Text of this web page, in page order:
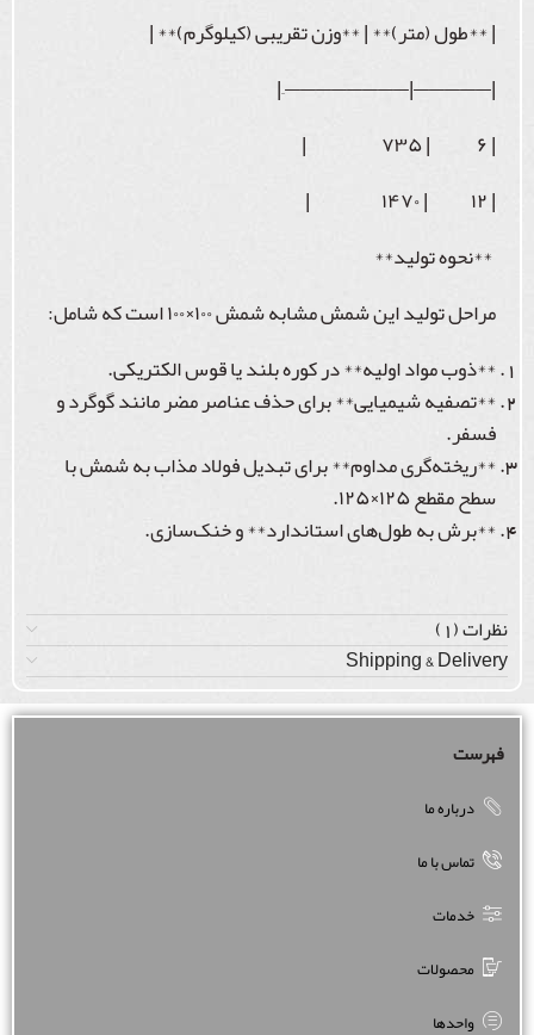
| **طول (متر)** | **وزن تقریبی (کیلوگرم)** |
|—————|————————–|
| ۶ | ۷۳۵ |
| ۱۲ | ۱۴۷۰ |
**نحوه تولید**
مراحل تولید این شمش مشابه شمش ۱۰۰×۱۰۰ است که شامل:
**ذوب مواد اولیه** در کوره بلند یا قوس الکتریکی.
**تصفیه شیمیایی** برای حذف عناصر مضر مانند گوگرد و
فسفر.
**ریخته‌گری مداوم** برای تبدیل فولاد مذاب به شمش با
سطح مقطع ۱۲۵×۱۲۵.
**برش به طول‌های استاندارد** و خنک‌سازی.
نظرات (1)
Shipping & Delivery
فهرست
درباره ما
تماس با ما
خدمات
محصولات
واحدها